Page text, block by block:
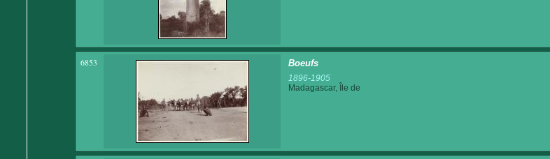
6853 Boeufs
1896-1905
Madagascar, Île de